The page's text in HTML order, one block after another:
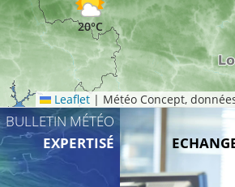
20°C
23°C
Leaflet | Météo Concept,
BULLETIN MÉTÉO
EXPERTISÉ